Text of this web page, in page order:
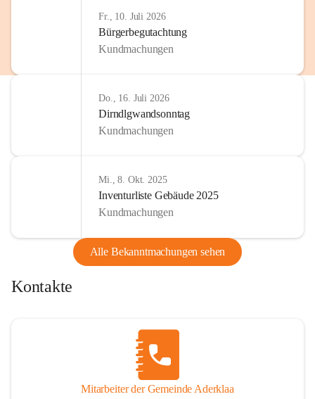
Fr., 10. Juli 2026
Bürgerbegutachtung
Kundmachungen
Do., 16. Juli 2026
Dirndlgwandsonntag
Kundmachungen
Mi., 8. Okt. 2025
Inventurliste Gebäude 2025
Kundmachungen
Alle Bekanntmachungen sehen
Kontakte
Mitarbeiter der Gemeinde Aderklaa